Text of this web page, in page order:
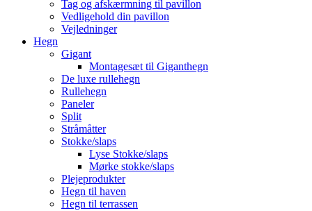
Tag og afskærmning til pavillon
Vedligehold din pavillon
Vejledninger
Hegn
Gigant
Montagesæt til Giganthegn
De luxe rullehegn
Rullehegn
Paneler
Split
Stråmåtter
Stokke/slaps
Lyse Stokke/slaps
Mørke stokke/slaps
Plejeprodukter
Hegn til haven
Hegn til terrassen